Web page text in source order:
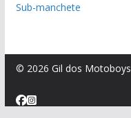
Sub-manchete
© 2026 Gil dos Motoboys